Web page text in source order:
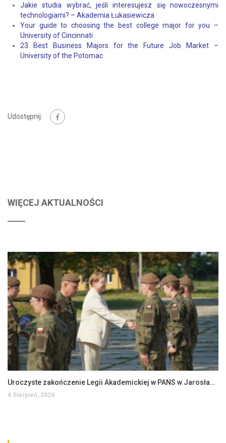
Jakie studia wybrać, jeśli interesujesz się nowoczesnymi
technologiami? – Akademia Łukasiewicza
Your guide to choosing the best college major for you –
University of Cincinnati
23 Best Business Majors for the Future Job Market –
University of the Potomac
Udostępnij:
WIĘCEJ AKTUALNOŚCI
Uroczyste zakończenie Legii Akademickiej w PANS w Jarosławiu
4 Sierpień, 2026